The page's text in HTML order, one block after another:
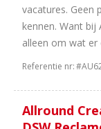
vacatures. Geen
kennen. Want
alleen om wat er
Referentie nr:
Allround